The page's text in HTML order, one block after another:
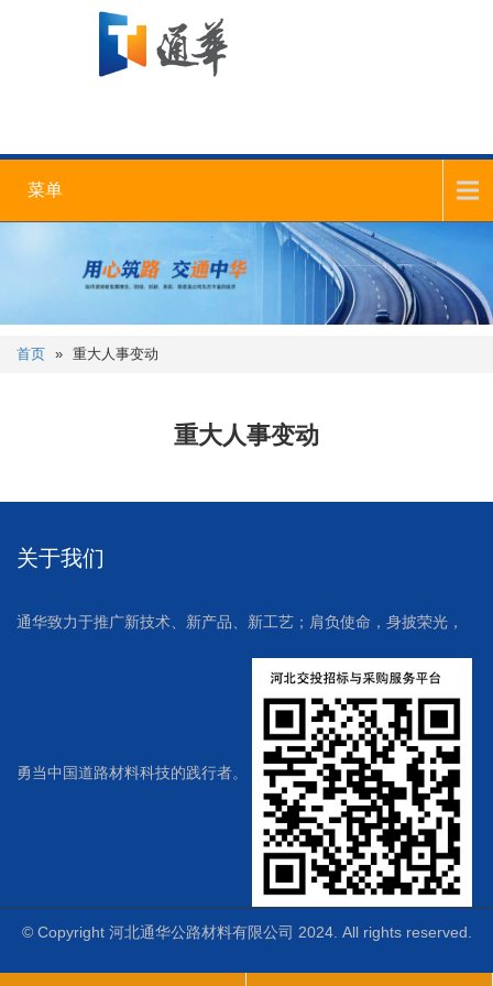
菜单
首页 » 重大人事变动
重大人事变动
关于我们
通华致力于推广新技术、新产品、新工艺；肩负使命，身披荣光，
勇当中国道路材料科技的践行者。
© Copyright 河北通华公路材料有限公司 2024. All rights reserved.